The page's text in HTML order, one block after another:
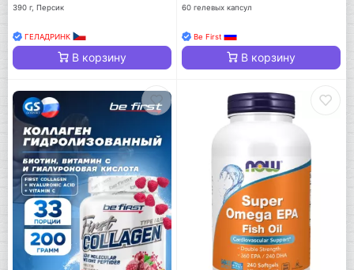
390 г, Персик
ГЕЛАДРИНК
В корзину
60 гелевых капсул
Be First
В корзину